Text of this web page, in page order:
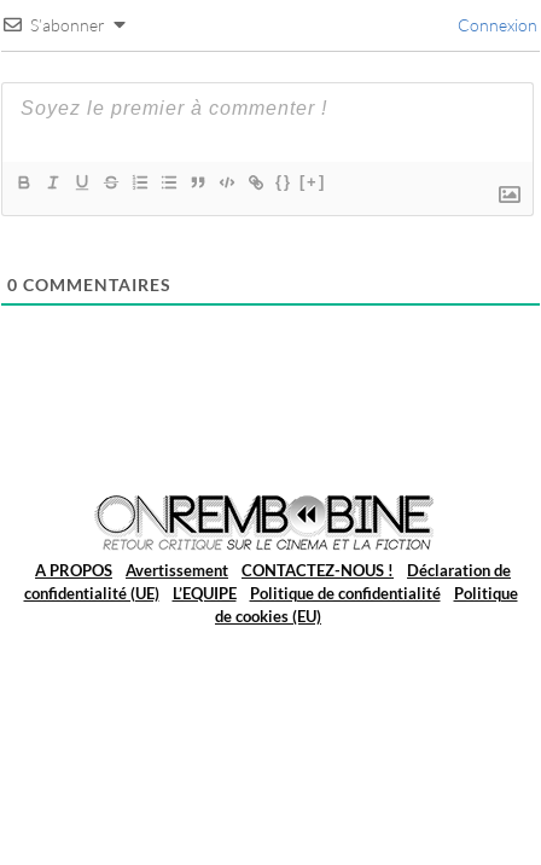
S’abonner Connexion
{} [+]
0 COMMENTAIRES
A PROPOS Avertissement CONTACTEZ-NOUS !
Déclaration de
confidentialité (UE)
L’EQUIPE Politique de confidentialité
Politique
de cookies (EU)